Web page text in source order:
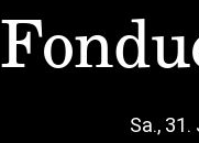
Sa., 31.